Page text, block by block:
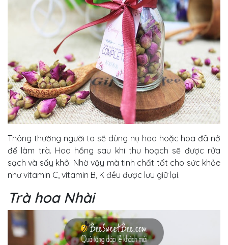
Thông thường người ta sẽ dùng nụ hoa hoặc hoa đã nở
để làm trà. Hoa hồng sau khi thu hoạch sẽ được rửa
sạch và sấy khô. Nhờ vậy mà tinh chất tốt cho sức khỏe
như vitamin C, vitamin B, K đều được lưu giữ lại.
Trà hoa Nhài